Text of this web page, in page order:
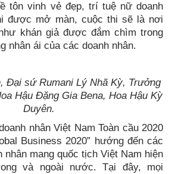
tôn vinh vẻ đẹp, trí tuệ nữ doanh
được mở màn, cuộc thi sẽ là nơi
khán giả được đắm chìm trong
nhân ái của các doanh nhân.
Đại sứ Rumani Lý Nhã Kỳ, Trưởng
Hậu Đặng Gia Bena, Hoa Hậu Kỳ
Duyên.
nhân Việt Nam Toàn cầu 2020
Business 2020” hướng đến các
nhân mang quốc tịch Việt Nam hiện
và ngoài nước. Tại đây, mọi